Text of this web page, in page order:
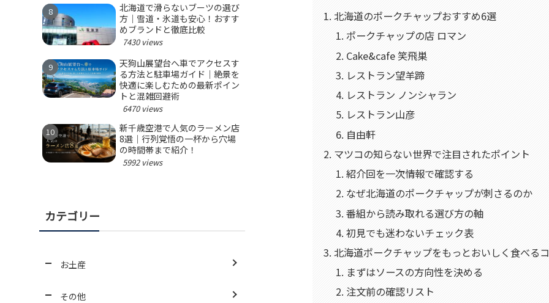
北海道のポークチャップおすすめ6選
ポークチャップの店 ロマン
Cake&cafe 笑飛巣
レストラン望羊蹄
レストラン ノンシャラン
レストラン山彦
自由軒
マツコの知らない世界で注目されたポイント
紹介回を一次情報で確認する
なぜ北海道のポークチャップが刺さるのか
番組から読み取れる選び方の軸
初見でも迷わないチェック表
北海道ポークチャップをもっとおいしく食べる
まずはソースの方向性を決める
注文前の確認リスト
北海道で滑らないブーツの選び
方｜雪道・氷道も安心！おすす
めブランドと徹底比較
7430 views
天狗山展望台へ車でアクセスす
る方法と駐車場ガイド｜絶景を
快適に楽しむための最新ポイン
トと混雑回避術
6470 views
新千歳空港で人気のラーメン店
8選｜行列覚悟の一杯から穴場
の時間帯まで紹介！
5992 views
カテゴリー
お土産
その他